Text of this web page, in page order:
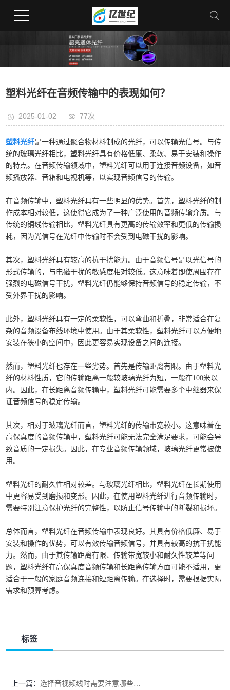
塑料光纤在音频传输中的表现如何？
2025-01-02 77次
塑料光纤是一种通过聚合物材料制成的光纤，可以传输光信号。与传
统的玻璃光纤相比，塑料光纤具有价格低廉、柔软、易于安装和操作
的特点。在音频传输领域中，塑料光纤可以用于连接音频设备，如音
频播放器、音箱和电视机等，以实现音频信号的传输。
在音频传输中，塑料光纤具有一些明显的优势。首先，塑料光纤的制
作成本相对较低，这使得它成为了一种广泛使用的音频传输介质。与
传统的铜线传输相比，塑料光纤具有更高的传输效率和更低的传输损
耗，因为光信号在光纤中传输时不会受到电磁干扰的影响。
其次，塑料光纤具有较高的抗干扰能力。由于音频信号是以光信号的
形式传输的，与电磁干扰的敏感度相对较低。这意味着即使周围存在
强烈的电磁信号干扰，塑料光纤仍能够保持音频信号的稳定传输，不
受外界干扰的影响。
此外，塑料光纤具有一定的柔软性，可以弯曲和折叠，非常适合在复
杂的音频设备布线环境中使用。由于其柔软性，塑料光纤可以方便地
安装在狭小的空间中，因此更容易实现设备之间的连接。
然而，塑料光纤也存在一些劣势。首先是传输距离有限。由于塑料光
纤的材料性质，它的传输距离一般较玻璃光纤为短，一般在100米以
内。因此，在长距离音频传输中，塑料光纤可能需要多个中继器来保
证音频信号的稳定传输。
其次，相对于玻璃光纤而言，塑料光纤的传输带宽较小。这意味着在
高保真度的音频传输中，塑料光纤可能无法完全满足要求，可能会导
致音质的一定损失。因此，在专业音频传输领域，玻璃光纤更常被使
用。
塑料光纤的耐久性相对较差。与玻璃光纤相比，塑料光纤在长期使用
中更容易受到磨损和变形。因此，在使用塑料光纤进行音频传输时，
需要特别注意保护光纤的完整性，以防止信号传输中的断裂和损坏。
总体而言，塑料光纤在音频传输中表现良好。其具有价格低廉、易于
安装和操作的优势，可以有效传输音频信号，并具有较高的抗干扰能
力。然而，由于其传输距离有限、传输带宽较小和耐久性较差等问
题，塑料光纤在高保真度音频传输和长距离传输方面可能不适用，更
适合于一般的家庭音频连接和短距离传输。在选择时，需要根据实际
需求和预算考虑。
标签
上一篇 选择音视频线时需要注意哪些因素？